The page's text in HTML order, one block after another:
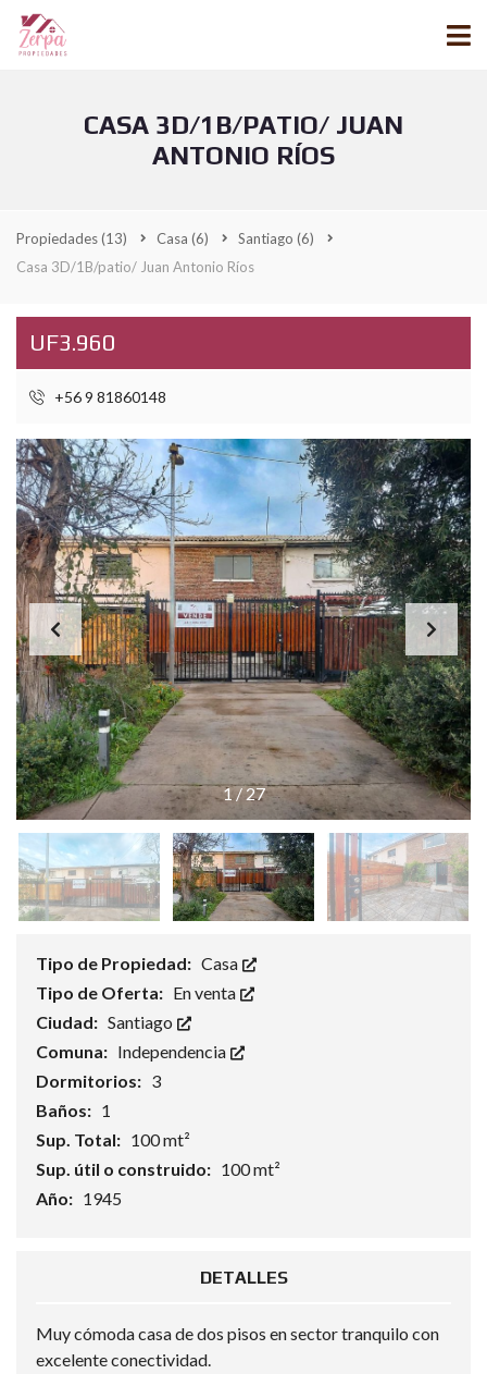
CASA 3D/1B/PATIO/ JUAN
ANTONIO RÍOS
Propiedades(13) Casa (6) Santiago (6)
Casa 3D/1B/patio/ Juan Antonio Ríos
UF3.960
+56 9 81860148
1/27
Tipo de Propiedad: Casa
Tipo de Oferta: En venta
Ciudad: Santiago
Comuna: Independencia
Dormitorios: 3
Baños: 1
Sup. Total: 100 mt²
Sup. útil o construido: 100 mt²
Año: 1945
DETALLES
Muy cómoda casa de dos pisos en sector tranquilo con
excelente conectividad.